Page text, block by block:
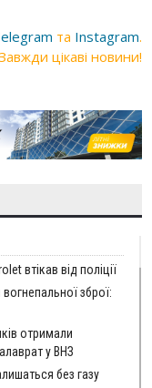
та Instagram.
цікаві новини!
втікав від поліції
зброї:
отримали
у ВНЗ
без газу